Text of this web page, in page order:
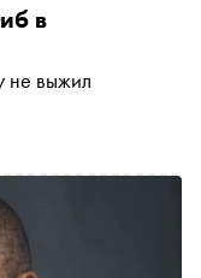
в
не выжил